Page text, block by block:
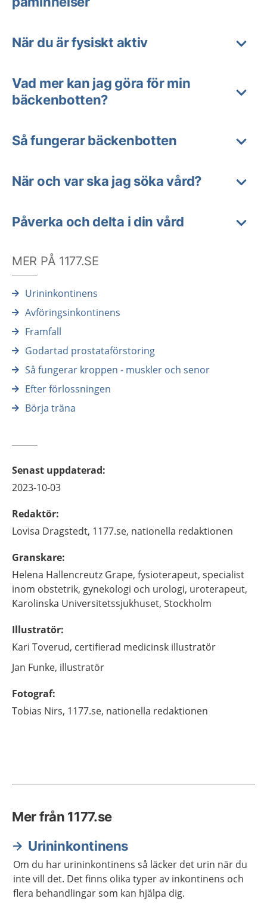
När du är fysiskt aktiv
Vad mer kan jag göra för min
bäckenbotten?
Så fungerar bäckenbotten
När och var ska jag söka vård?
Påverka och delta i din vård
MER PÅ 1177.SE
Urininkontinens
Avföringsinkontinens
Framfall
Godartad prostataförstoring
Så fungerar kroppen - muskler och senor
Efter förlossningen
Börja träna
Senast uppdaterad:
2023-10-03
Redaktör:
Lovisa Dragstedt, 1177.se, nationella redaktionen
Granskare:
Helena Hallencreutz Grape, fysioterapeut, specialist
inom obstetrik, gynekologi och urologi, uroterapeut,
Karolinska Universitetssjukhuset, Stockholm
Illustratör:
Kari Toverud, certifierad medicinsk illustratör
Jan Funke, illustratör
Fotograf:
Tobias Nirs, 1177.se, nationella redaktionen
Mer från 1177.se
Urininkontinens
Om du har urininkontinens så läcker det urin när du
inte vill det. Det finns olika typer av inkontinens och
flera behandlingar som kan hjälpa dig.